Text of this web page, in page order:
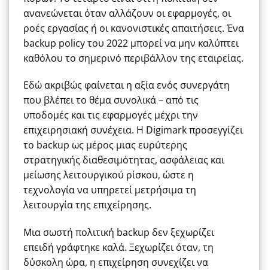
ανανεώνεται όταν αλλάζουν οι εφαρμογές, οι
ροές εργασίας ή οι κανονιστικές απαιτήσεις. Ένα
backup policy του 2022 μπορεί να μην καλύπτει
καθόλου το σημερινό περιβάλλον της εταιρείας.
Εδώ ακριβώς φαίνεται η αξία ενός συνεργάτη
που βλέπει το θέμα συνολικά – από τις
υποδομές και τις εφαρμογές μέχρι την
επιχειρησιακή συνέχεια. Η Digimark προσεγγίζει
το backup ως μέρος μιας ευρύτερης
στρατηγικής διαθεσιμότητας, ασφάλειας και
μείωσης λειτουργικού ρίσκου, ώστε η
τεχνολογία να υπηρετεί μετρήσιμα τη
λειτουργία της επιχείρησης.
Μια σωστή πολιτική backup δεν ξεχωρίζει
επειδή γράφτηκε καλά. Ξεχωρίζει όταν, τη
δύσκολη ώρα, η επιχείρηση συνεχίζει να